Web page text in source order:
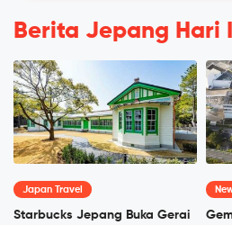
Berita Jepang Hari
Japan Travel
Starbucks Jepang Buka Gerai